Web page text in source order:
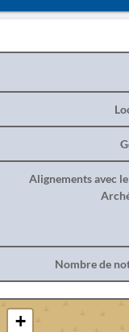
Alignements avec
Nombre de
+